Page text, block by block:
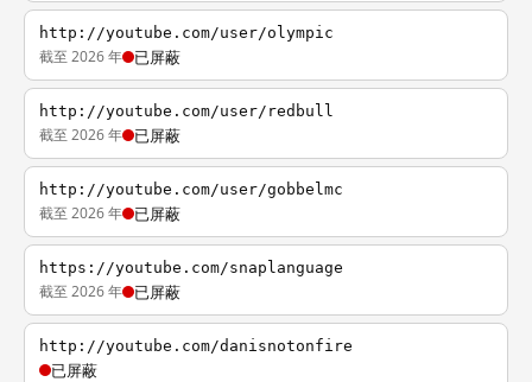
http://youtube.com/user/olympic
截至 2026 年 已屏蔽
http://youtube.com/user/redbull
截至 2026 年 已屏蔽
http://youtube.com/user/gobbelmc
截至 2026 年 已屏蔽
https://youtube.com/snaplanguage
截至 2026 年 已屏蔽
http://youtube.com/danisnotonfire
已屏蔽